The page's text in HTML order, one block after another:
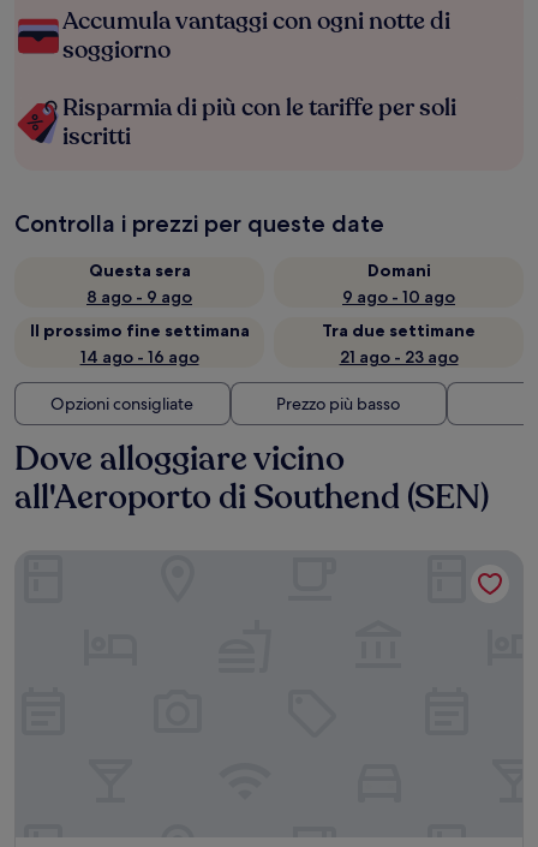
Accumula vantaggi con ogni notte di
soggiorno
Risparmia di più con le tariffe per soli
iscritti
Controlla i prezzi per queste date
Questa sera
8 ago - 9 ago
Domani
9 ago - 10 ago
Il prossimo fine settimana
14 ago - 16 ago
Tra due settimane
21 ago - 23 ago
Opzioni consigliate Prezzo più basso
Dove alloggiare vicino
all'Aeroporto di Southend (SEN)